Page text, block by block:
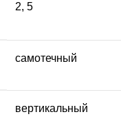
2, 5
самотечный
вертикальный